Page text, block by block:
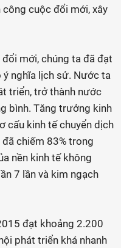
công cuộc đổi mới, xây
mới, chúng ta đã đạt
nghĩa lịch sử. Nước ta
triển, trở thành nước
bình. Tăng trưởng kinh
cấu kinh tế chuyển dịch
chiếm 83% trong
nền kinh tế không
7 lần và kim ngạch
đạt khoảng 2.200
phát triển khá nhanh